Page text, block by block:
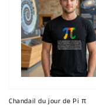
Chandail du jour de Pi π